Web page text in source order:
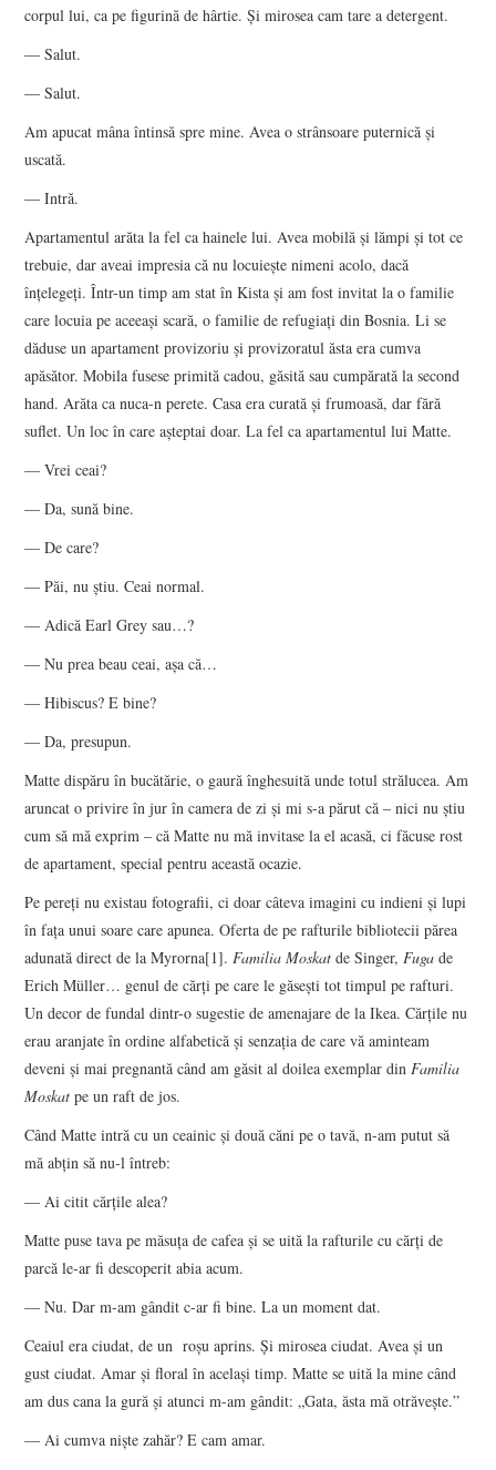
corpul lui, ca pe figurină de hârtie. Şi mirosea cam tare a detergent.
— Salut.
— Salut.
Am apucat mâna întinsă spre mine. Avea o strânsoare puternică şi
uscată.
— Intră.
Apartamentul arăta la fel ca hainele lui. Avea mobilă şi lămpi şi tot ce
trebuie, dar aveai impresia că nu locuieşte nimeni acolo, dacă
înţelegeţi. Într-un timp am stat în Kista şi am fost invitat la o familie
care locuia pe aceeaşi scară, o familie de refugiaţi din Bosnia. Li se
dăduse un apartament provizoriu şi provizoratul ăsta era cumva
apăsător. Mobila fusese primită cadou, găsită sau cumpărată la second
hand. Arăta ca nuca-n perete. Casa era curată şi frumoasă, dar fără
suflet. Un loc în care aşteptai doar. La fel ca apartamentul lui Matte.
— Vrei ceai?
— Da, sună bine.
— De care?
— Păi, nu ştiu. Ceai normal.
— Adică Earl Grey sau…?
— Nu prea beau ceai, aşa că…
— Hibiscus? E bine?
— Da, presupun.
Matte dispăru în bucătărie, o gaură înghesuită unde totul strălucea. Am
aruncat o privire în jur în camera de zi şi mi s-a părut că – nici nu ştiu
cum să mă exprim – că Matte nu mă invitase la el acasă, ci făcuse rost
de apartament, special pentru această ocazie.
Pe pereţi nu existau fotografii, ci doar câteva imagini cu indieni şi lupi
în faţa unui soare care apunea. Oferta de pe rafturile bibliotecii părea
adunată direct de la Myrorna[1].Familia Moskat de Singer,Fuga de
Erich Müller… genul de cărţi pe care le găseşti tot timpul pe rafturi.
Un decor de fundal dintr-o sugestie de amenajare de la Ikea. Cărţile nu
erau aranjate în ordine alfabetică şi senzaţia de care vă aminteam
deveni şi mai pregnantă când am găsit al doilea exemplar dinFamilia
Moskat pe un raft de jos.
Când Matte intră cu un ceainic şi două căni pe o tavă, n-am putut să
mă abţin să nu-l întreb:
— Ai citit cărţile alea?
Matte puse tava pe măsuţa de cafea şi se uită la rafturile cu cărţi de
parcă le-ar fi descoperit abia acum.
— Nu. Dar m-am gândit c-ar fi bine. La un moment dat.
Ceaiul era ciudat, de un roşu aprins. Şi mirosea ciudat. Avea şi un
gust ciudat. Amar şi floral în acelaşi timp. Matte se uită la mine când
am dus cana la gură şi atunci m-am gândit: „Gata, ăsta mă otrăveşte.”
— Ai cumva nişte zahăr? E cam amar.